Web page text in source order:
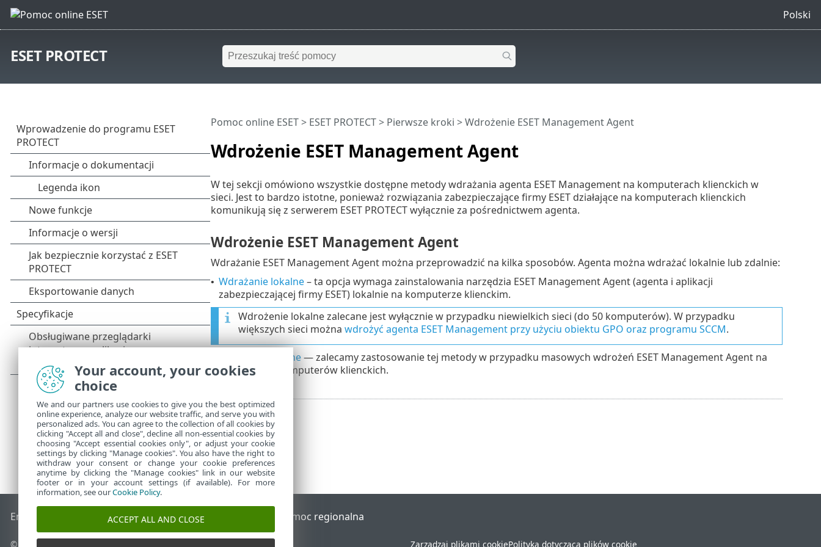
Polski
ESET PROTECT
Wdrożenie ESET Management Agent
Pomoc online ESET> ESET PROTECT> Pierwsze kroki > Wdrożenie ESET Management Agent
W tej sekcji omówiono wszystkie dostępne metody wdrażania agenta ESET Management na komputerach klienckich w
sieci. Jest to bardzo istotne, ponieważ rozwiązania zabezpieczające firmy ESET działające na komputerach klienckich
komunikują się z serwerem ESET PROTECT wyłącznie za pośrednictwem agenta.
Wdrożenie ESET Management Agent
Wdrażanie ESET Management Agent można przeprowadzić na kilka sposobów. Agenta można wdrażać lokalnie lub zdalnie:
• Wdrażanie lokalne– ta opcja wymaga zainstalowania narzędzia ESET Management Agent (agenta i aplikacji
zabezpieczającej firmy ESET) lokalnie na komputerze klienckim.
Wdrożenie lokalne zalecane jest wyłącznie w przypadku niewielkich sieci (do 50 komputerów). W przypadku
większych sieci można wdrożyć agenta ESET Management przy użyciu obiektu GPO oraz programu SCCM.
Wdrażanie zdalne— zalecamy zastosowanie tej metody w przypadku masowych wdrożeń ESET Management Agent na
dużej liczbie komputerów klienckich.
End of Life Baza wiedzy ESET Forum ESETESET Status Portal Pomoc regionalna
© 1992 - 2026 ESET, spol. s r.o. – Wszelkie prawa zastrzeżone. Zarządzaj plikami cookiePolityka dotycząca plików cookie
Your account, your cookies
choice
We and our partners use cookies to give you the best optimized
online experience, analyze our website traffic, and serve you with
personalized ads. You can agree to the collection of all cookies by
clicking "Accept all and close", decline all non-essential cookies by
choosing "Accept essential cookies only", or adjust your cookie
settings by clicking "Manage cookies". You also have the right to
withdraw your consent or change your cookie preferences
anytime by clicking the "Manage cookies" link in our website
footer or in your account settings (if available). For more
information, see ourCookie Policy.
ACCEPT ALL AND CLOSE